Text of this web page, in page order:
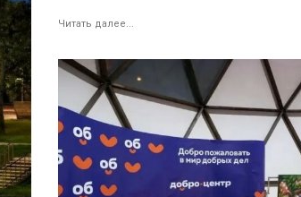
Читать далее...